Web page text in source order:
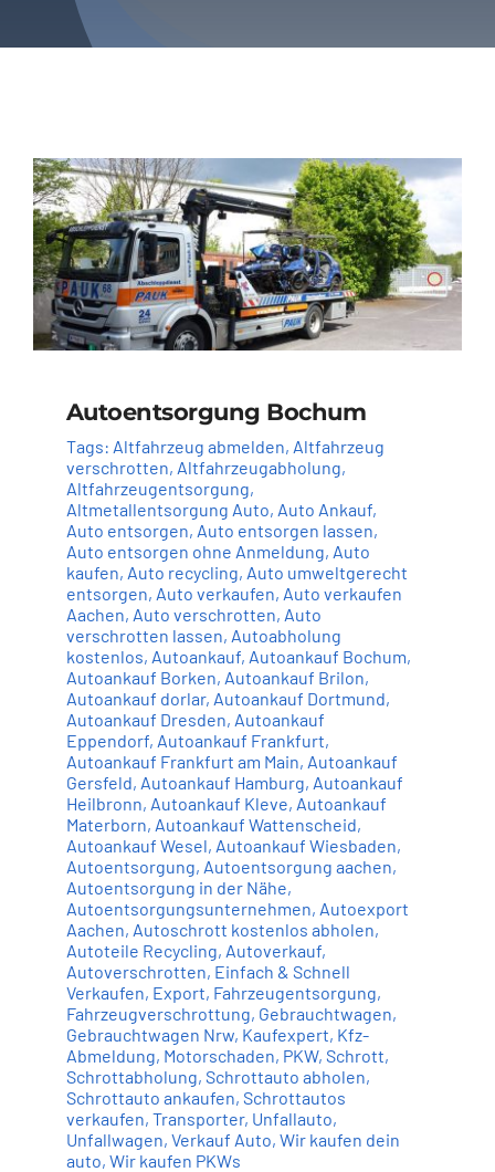
Autoentsorgung Bochum
Tags: Altfahrzeug abmelden, Altfahrzeug
verschrotten, Altfahrzeugabholung,
Altfahrzeugentsorgung,
Altmetallentsorgung Auto, Auto Ankauf,
Auto entsorgen, Auto entsorgen lassen,
Auto entsorgen ohne Anmeldung, Auto
kaufen, Auto recycling, Auto umweltgerecht
entsorgen, Auto verkaufen, Auto verkaufen
Aachen, Auto verschrotten, Auto
verschrotten lassen, Autoabholung
kostenlos, Autoankauf, Autoankauf Bochum,
Autoankauf Borken, Autoankauf Brilon,
Autoankauf dorlar, Autoankauf Dortmund,
Autoankauf Dresden, Autoankauf
Eppendorf, Autoankauf Frankfurt,
Autoankauf Frankfurt am Main, Autoankauf
Gersfeld, Autoankauf Hamburg, Autoankauf
Heilbronn, Autoankauf Kleve, Autoankauf
Materborn, Autoankauf Wattenscheid,
Autoankauf Wesel, Autoankauf Wiesbaden,
Autoentsorgung, Autoentsorgung aachen,
Autoentsorgung in der Nähe,
Autoentsorgungsunternehmen, Autoexport
Aachen, Autoschrott kostenlos abholen,
Autoteile Recycling, Autoverkauf,
Autoverschrotten, Einfach & Schnell
Verkaufen, Export, Fahrzeugentsorgung,
Fahrzeugverschrottung, Gebrauchtwagen,
Gebrauchtwagen Nrw, Kaufexpert, Kfz-
Abmeldung, Motorschaden, PKW, Schrott,
Schrottabholung, Schrottauto abholen,
Schrottauto ankaufen, Schrottautos
verkaufen, Transporter, Unfallauto,
Unfallwagen, Verkauf Auto, Wir kaufen dein
auto, Wir kaufen PKWs